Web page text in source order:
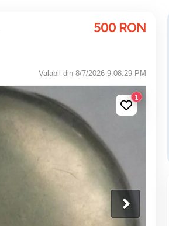
500 RON
Valabil din 8/7/2026 9:08:29 PM
1